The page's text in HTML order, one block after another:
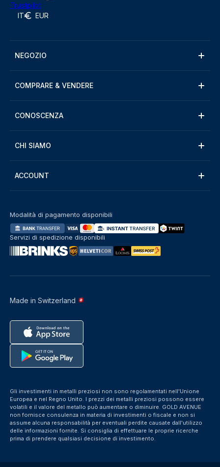
Trustpilot
IT EUR
NEGOZIO
COMPRARE & VENDERE
CONOSCENZA
CHI SIAMO
ACCOUNT
Made in Switzerland
Modalità di pagamento disponibili
Servizi di spedizione disponibili
Gli investimenti in metalli preziosi non sono regolamentati nell'Unione
Europea e nel Regno Unito. I prezzi dei metalli preziosi possono essere
volatili e il valore del metallo può aumentare o diminuire. GOLD AVENUE
non fornisce consulenza in materia di investimenti o fiscale e non si
assume alcuna responsabilità per eventuali perdite causate dall'utilizzo
delle informazioni fornite. Si consiglia di effettuare le proprie ricerche
prima di prendere qualsiasi decisione di investimento.